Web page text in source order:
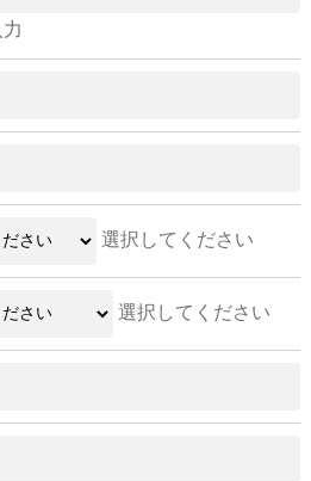
選択してください
選択してください